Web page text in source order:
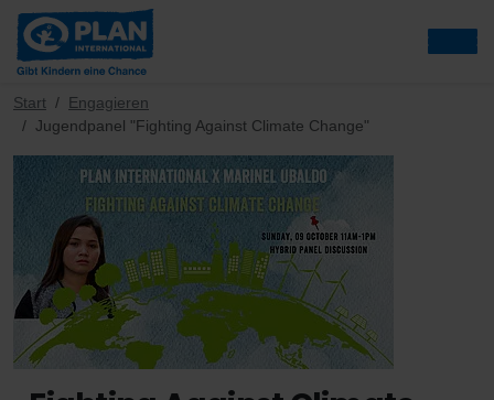
Start
Engagieren
Jugendpanel "Fighting Against Climate Change"